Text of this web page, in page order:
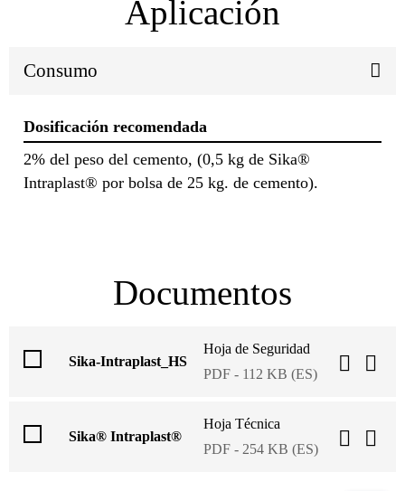
Aplicación
Consumo
Dosificación recomendada
2% del peso del cemento, (0,5 kg de Sika®
Intraplast® por bolsa de 25 kg. de cemento).
Documentos
Sika-Intraplast_HS
Hoja de Seguridad
PDF - 112 KB (ES)
Sika® Intraplast®
Hoja Técnica
PDF - 254 KB (ES)